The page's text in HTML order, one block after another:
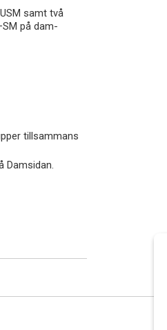
samt två
på dam-
tillsammans
Damsidan.